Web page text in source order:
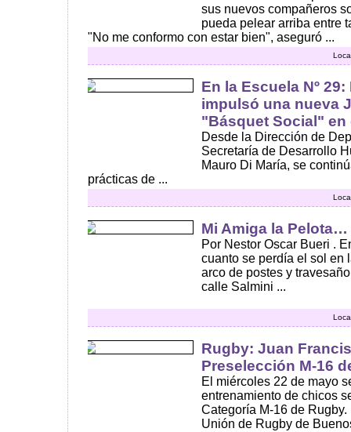
sus nuevos compañeros
pueda pelear arriba entre
"No me conformo con estar bien", aseguró ...
En la Escuela Nº
impulsó una nueva
"Básquet Social" en
Desde la Dirección de
Secretaría de Desarrollo
Mauro Di María, se
prácticas de ...
Mi Amiga la Pelota…
Por Nestor Oscar Bueri .
cuanto se perdía el sol en
arco de postes y
calle Salmini ...
Rugby: Juan
Preselección M-16
El miércoles 22 de mayo
entrenamiento de chicos
Categoría M-16 de
Unión de Rugby de